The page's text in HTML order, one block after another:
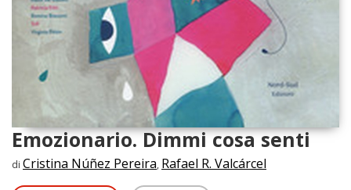
Emozionario. Dimmi cosa senti
di Cristina Núñez Pereira, Rafael R. Valcárcel